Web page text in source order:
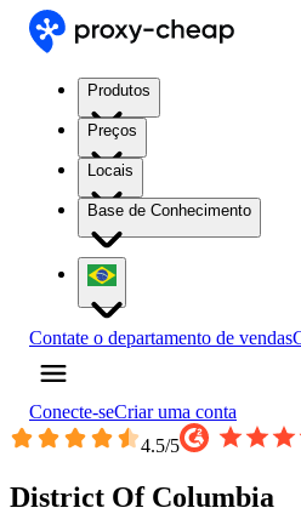
Produtos
Preços
Locais
Base de Conhecimento
Contate o departamento de vendas
Conecte-seCriar uma conta
4.5/5
District Of Columbia